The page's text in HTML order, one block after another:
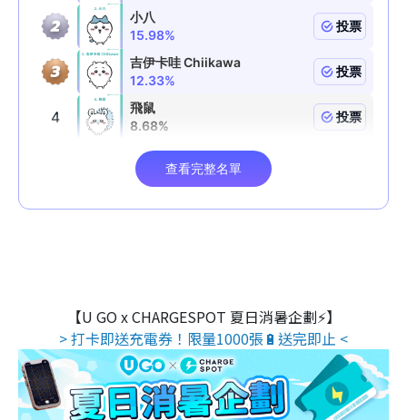
【U GO x CHARGESPOT 夏日消暑企劃⚡】
> 打卡即送充電券！限量1000張🔋送完即止 <